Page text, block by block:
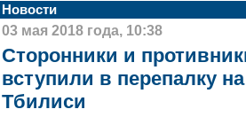
Новости
03 мая 2018 года, 10:38
Сторонники и
вступили в перепалку
Тбилиси